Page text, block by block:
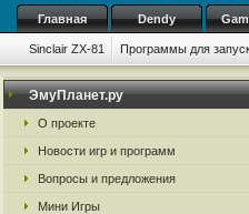
Главная Dendy
Sinclair ZX-81 Программы для
ЭмуПланет.ру
О проекте
Новости игр и программ
Вопросы и предложения
Мини Игры